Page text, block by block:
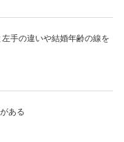
手の違いや結婚年齢の線を
ある